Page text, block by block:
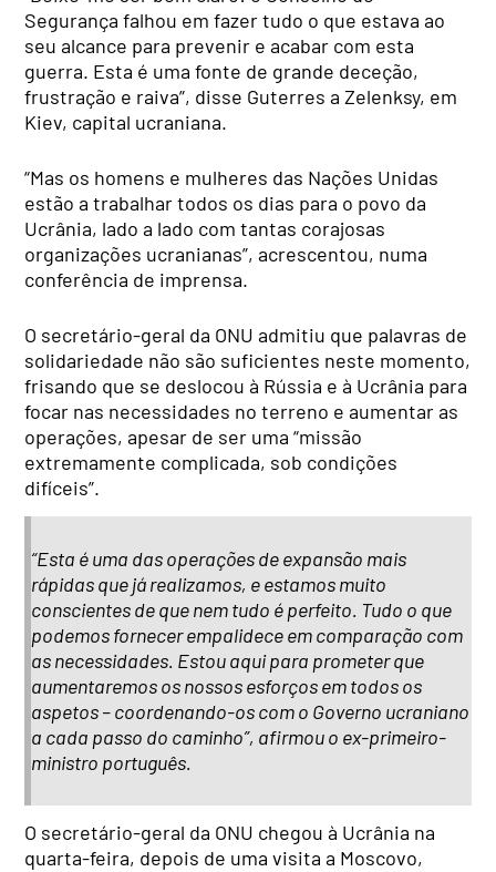
Segurança falhou em fazer tudo o que estava ao
seu alcance para prevenir e acabar com esta
guerra. Esta é uma fonte de grande deceção,
frustração e raiva”, disse Guterres a Zelenksy, em
Kiev, capital ucraniana.
“Mas os homens e mulheres das Nações Unidas
estão a trabalhar todos os dias para o povo da
Ucrânia, lado a lado com tantas corajosas
organizações ucranianas”, acrescentou, numa
conferência de imprensa.
O secretário-geral da ONU admitiu que palavras de
solidariedade não são suficientes neste momento,
frisando que se deslocou à Rússia e à Ucrânia para
focar nas necessidades no terreno e aumentar as
operações, apesar de ser uma “missão
extremamente complicada, sob condições
difíceis”.
“Esta é uma das operações de expansão mais
rápidas que já realizamos, e estamos muito
conscientes de que nem tudo é perfeito. Tudo o que
podemos fornecer empalidece em comparação com
as necessidades. Estou aqui para prometer que
aumentaremos os nossos esforços em todos os
aspetos – coordenando-os com o Governo ucraniano
a cada passo do caminho”, afirmou o ex-primeiro-
ministro português.
O secretário-geral da ONU chegou à Ucrânia na
quarta-feira, depois de uma visita a Moscovo,